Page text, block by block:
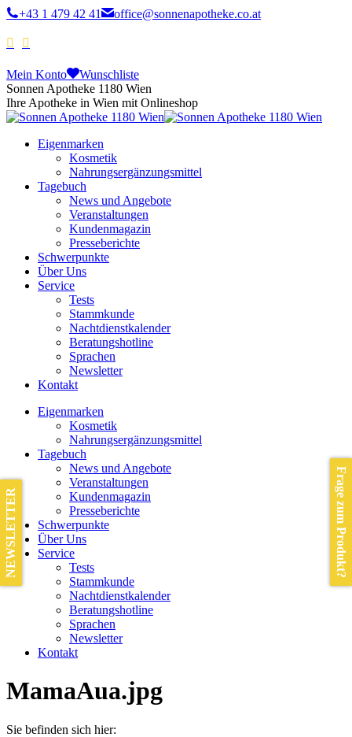
+43 1 479 42 41 office@sonnenapotheke.co.at
Mein Konto
Wunschliste
Sonnen Apotheke 1180 Wien
Ihre Apotheke in Wien mit Onlineshop
Eigenmarken
Kosmetik
Nahrungsergänzungsmittel
Tagebuch
News und Angebote
Veranstaltungen
Kundenmagazin
Presseberichte
Schwerpunkte
Über Uns
Service
Tests
Stammkunde
Nachtdienstkalender
Beratungshotline
Sprachen
Newsletter
Kontakt
Eigenmarken
Kosmetik
Nahrungsergänzungsmittel
Tagebuch
News und Angebote
Veranstaltungen
Kundenmagazin
Presseberichte
Schwerpunkte
Über Uns
Service
Tests
Stammkunde
Nachtdienstkalender
Beratungshotline
Sprachen
Newsletter
Kontakt
MamaAua.jpg
Sie befinden sich hier:
Frage zum Produkt?
NEWSLETTER